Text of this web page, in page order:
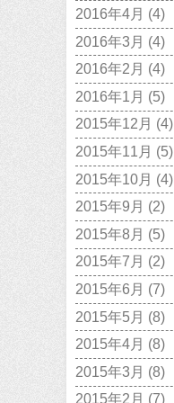
2016年4月 (4)
2016年3月 (4)
2016年2月 (4)
2016年1月 (5)
2015年12月 (4)
2015年11月 (5)
2015年10月 (4)
2015年9月 (2)
2015年8月 (5)
2015年7月 (2)
2015年6月 (7)
2015年5月 (8)
2015年4月 (8)
2015年3月 (8)
2015年2月 (7)